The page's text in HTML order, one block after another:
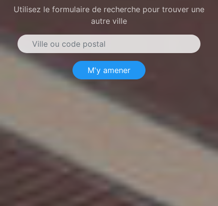
Utilisez le formulaire de recherche pour trouver une
autre ville
M'y amener